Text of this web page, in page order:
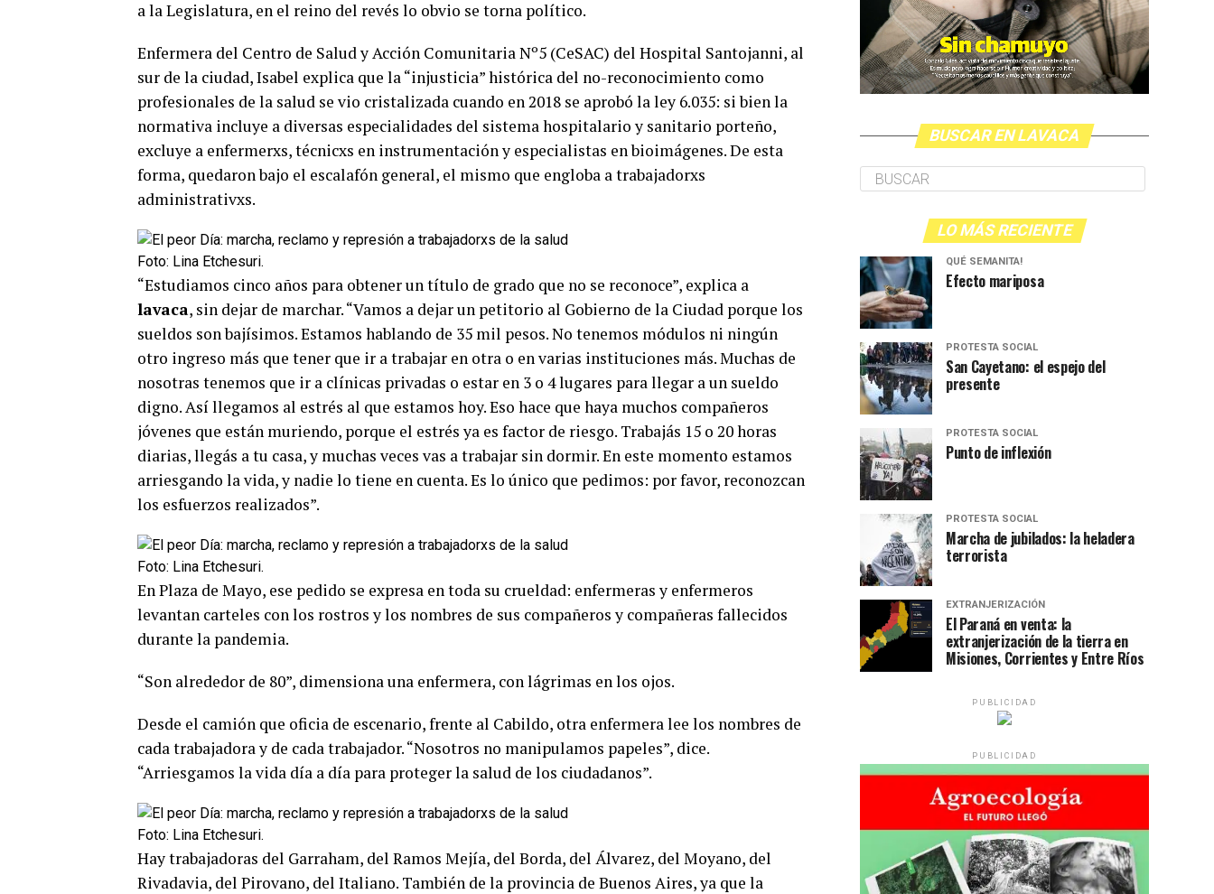
a la Legislatura, en el reino del revés lo obvio se torna político.
Enfermera del Centro de Salud y Acción Comunitaria Nº5 (CeSAC) del Hospital Santojanni, al
sur de la ciudad, Isabel explica que la “injusticia” histórica del no-reconocimiento como
profesionales de la salud se vio cristalizada cuando en 2018 se aprobó la ley 6.035: si bien la
normativa incluye a diversas especialidades del sistema hospitalario y sanitario porteño,
excluye a enfermerxs, técnicxs en instrumentación y especialistas en bioimágenes. De esta
forma, quedaron bajo el escalafón general, el mismo que engloba a trabajadorxs
administrativxs.
Foto: Lina Etchesuri.
“Estudiamos cinco años para obtener un título de grado que no se reconoce”, explica a
lavaca, sin dejar de marchar. “Vamos a dejar un petitorio al Gobierno de la Ciudad porque los
sueldos son bajísimos. Estamos hablando de 35 mil pesos. No tenemos módulos ni ningún
otro ingreso más que tener que ir a trabajar en otra o en varias instituciones más. Muchas de
nosotras tenemos que ir a clínicas privadas o estar en 3 o 4 lugares para llegar a un sueldo
digno. Así llegamos al estrés al que estamos hoy. Eso hace que haya muchos compañeros
jóvenes que están muriendo, porque el estrés ya es factor de riesgo. Trabajás 15 o 20 horas
diarias, llegás a tu casa, y muchas veces vas a trabajar sin dormir. En este momento estamos
arriesgando la vida, y nadie lo tiene en cuenta. Es lo único que pedimos: por favor, reconozcan
los esfuerzos realizados”.
Foto: Lina Etchesuri.
En Plaza de Mayo, ese pedido se expresa en toda su crueldad: enfermeras y enfermeros
levantan carteles con los rostros y los nombres de sus compañeros y compañeras fallecidos
durante la pandemia.
“Son alrededor de 80”, dimensiona una enfermera, con lágrimas en los ojos.
Desde el camión que oficia de escenario, frente al Cabildo, otra enfermera lee los nombres de
cada trabajadora y de cada trabajador. “Nosotros no manipulamos papeles”, dice.
“Arriesgamos la vida día a día para proteger la salud de los ciudadanos”.
Foto: Lina Etchesuri.
Hay trabajadoras del Garraham, del Ramos Mejía, del Borda, del Álvarez, del Moyano, del
Rivadavia, del Pirovano, del Italiano. También de la provincia de Buenos Aires, ya que la
BUSCAR EN LAVACA
LO MÁS RECIENTE
QUÉ SEMANITA!
Efecto mariposa
PROTESTA SOCIAL
San Cayetano: el espejo del
presente
PROTESTA SOCIAL
Punto de inflexión
PROTESTA SOCIAL
Marcha de jubilados: la heladera
terrorista
EXTRANJERIZACIÓN
El Paraná en venta: la
extranjerización de la tierra en
Misiones, Corrientes y Entre Ríos
PUBLICIDAD
PUBLICIDAD